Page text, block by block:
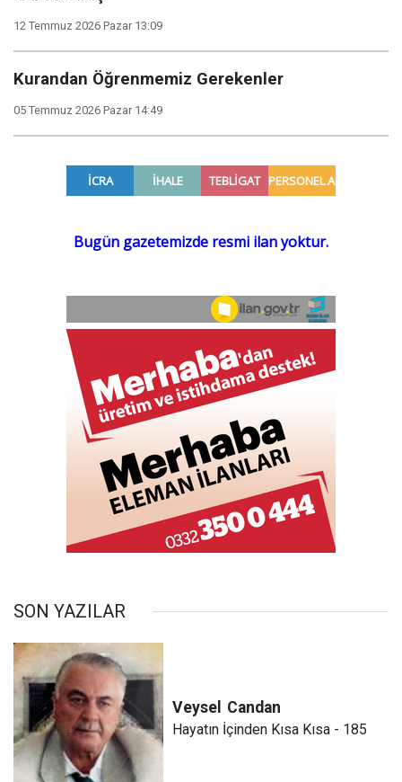
12 Temmuz 2026 Pazar 13:09
Kurandan Öğrenmemiz Gerekenler
05 Temmuz 2026 Pazar 14:49
SON YAZILAR
Veysel Candan
Hayatın İçinden Kısa Kısa - 185